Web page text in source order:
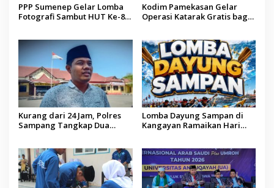
PPP Sumenep Gelar Lomba
Fotografi Sambut HUT Ke-81
Kodim Pamekasan Gelar
Operasi Katarak Gratis bagi
Kurang dari 24 Jam, Polres
Sampang Tangkap Dua
Lomba Dayung Sampan di
Kangayan Ramaikan Hari